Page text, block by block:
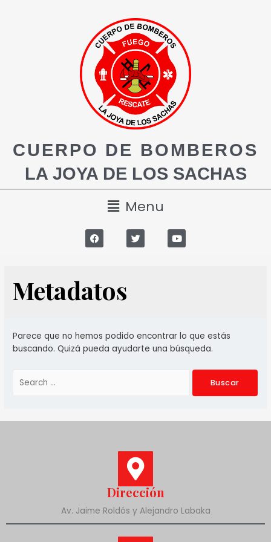
CUERPO DE BOMBEROS
LA JOYA DE LOS SACHAS
Menu
Metadatos
Parece que no hemos podido encontrar lo que estás
buscando. Quizá pueda ayudarte una búsqueda.
Dirección
Av. Jaime Roldós y Alejandro Labaka